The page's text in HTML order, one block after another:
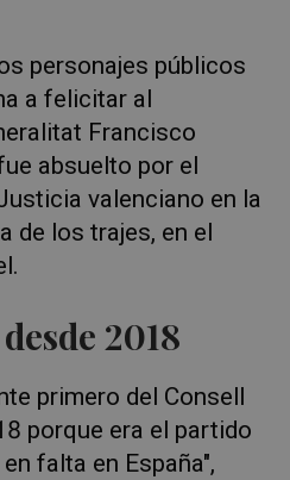
personajes públicos
a felicitar al
Francisco
absuelto por el
valenciano en la
de los trajes, en el
2018
primero del Consell
porque era el partido
falta en España",